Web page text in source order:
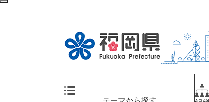
ペ
メ
テーマから探す